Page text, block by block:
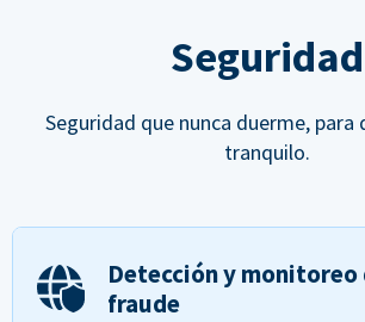
Seguridad
Seguridad que nunca duerme, para
tranquilo.
Detección y monitoreo
fraude